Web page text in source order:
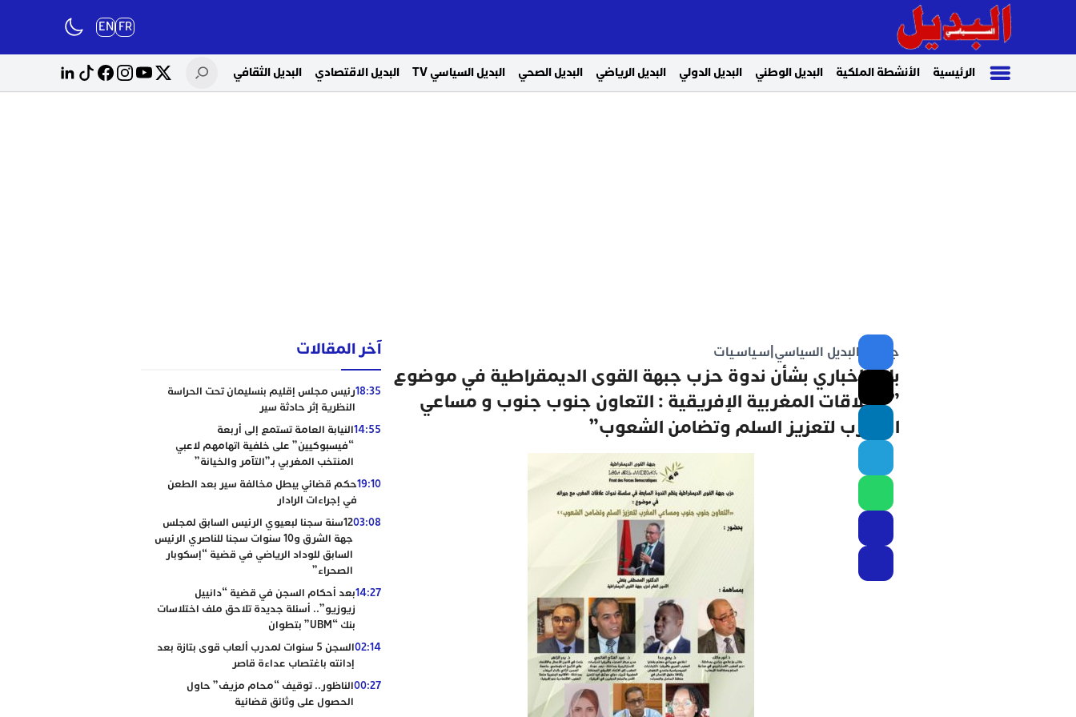
FR
EN
الرئيسية الأنشطة الملكية البديل الوطني البديل الدولي البديل الرياضي البديل الصحي البديل السياسي TV البديل الاقتصادي البديل الثقافي
جريدة البديل السياسي سـياسـيات
بلاغ إخباري بشأن ندوة حزب جبهة القوى الديمقراطية في موضوع
” العلاقات المغربية الإفريقية : التعاون جنوب جنوب و مساعي
المغرب لتعزيز السلم وتضامن الشعوب”
آخر المقالات
18:35رئيس مجلس إقليم بنسليمان تحت الحراسة
النظرية إثر حادثة سير
14:55النيابة العامة تستمع إلى أربعة
“فيسبوكيين” على خلفية اتهامهم لاعبي
المنتخب المغربي بـ”التآمر والخيانة”
19:10حكم قضائي يبطل مخالفة سير بعد الطعن
في إجراءات الرادار
03:08
12سنة سجنا لبعيوي الرئيس السابق لمجلس
جهة الشرق و10 سنوات سجنا للناصري الرئيس
السابق للوداد الرياضي في قضية “إسكوبار
الصحراء”
14:27بعد أحكام السجن في قضية “دانييل
زيوزيو”.. أسئلة جديدة تلاحق ملف اختلاسات
بنك “UBM” بتطوان
02:14
السجن 5 سنوات لمدرب ألعاب قوى بتازة بعد
إدانته باغتصاب عداءة قاصر
00:27الناظور.. توقيف “محام مزيف” حاول
الحصول على وثائق قضائية